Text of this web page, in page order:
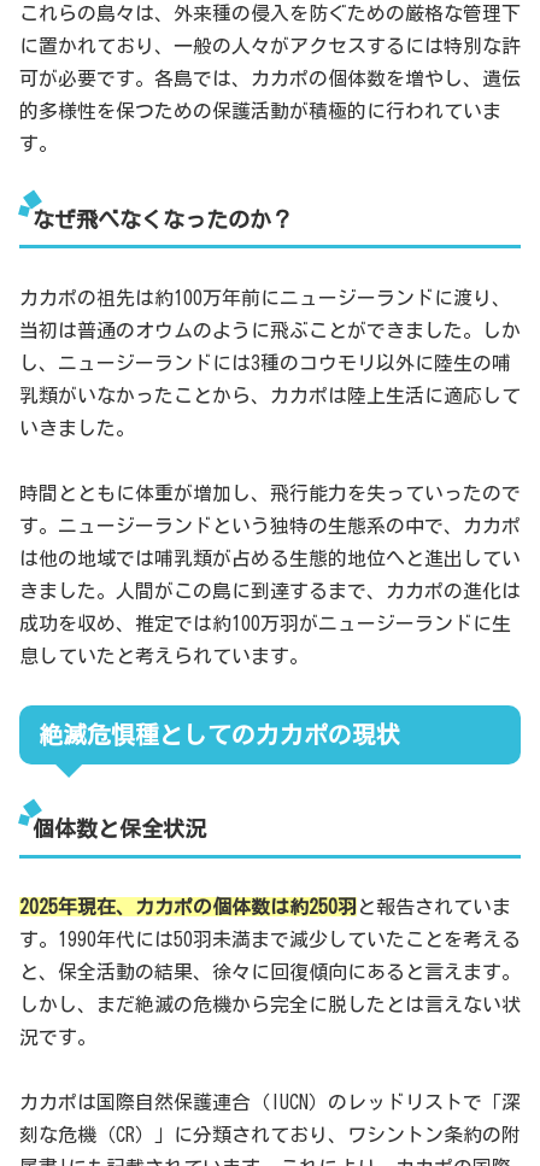
これらの島々は、外来種の侵入を防ぐための厳格な管理下
に置かれており、一般の人々がアクセスするには特別な許
可が必要です。各島では、カカポの個体数を増やし、遺伝
的多様性を保つための保護活動が積極的に行われていま
す。
なぜ飛べなくなったのか？
カカポの祖先は約100万年前にニュージーランドに渡り、
当初は普通のオウムのように飛ぶことができました。しか
し、ニュージーランドには3種のコウモリ以外に陸生の哺
乳類がいなかったことから、カカポは陸上生活に適応して
いきました。
時間とともに体重が増加し、飛行能力を失っていったので
す。ニュージーランドという独特の生態系の中で、カカポ
は他の地域では哺乳類が占める生態的地位へと進出してい
きました。人間がこの島に到達するまで、カカポの進化は
成功を収め、推定では約100万羽がニュージーランドに生
息していたと考えられています。
絶滅危惧種としてのカカポの現状
個体数と保全状況
2025年現在、カカポの個体数は約250羽 と報告されていま
す。1990年代には50羽未満まで減少していたことを考える
と、保全活動の結果、徐々に回復傾向にあると言えます。
しかし、まだ絶滅の危機から完全に脱したとは言えない状
況です。
カカポは国際自然保護連合（IUCN）のレッドリストで「深
刻な危機（CR）」に分類されており、ワシントン条約の附